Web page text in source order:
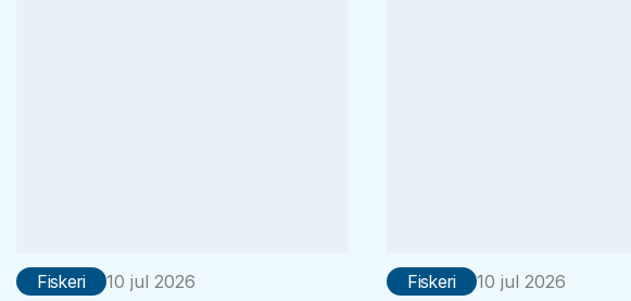
Fiskeri 10 jul 2026 Fiskeri 10 jul 2026